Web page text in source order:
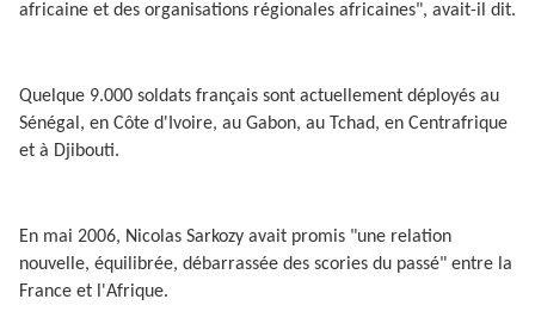
africaine et des organisations régionales africaines", avait-il dit.
Quelque 9.000 soldats français sont actuellement déployés au
Sénégal, en Côte d'Ivoire, au Gabon, au Tchad, en Centrafrique
et à Djibouti.
En mai 2006, Nicolas Sarkozy avait promis "une relation
nouvelle, équilibrée, débarrassée des scories du passé" entre la
France et l'Afrique.